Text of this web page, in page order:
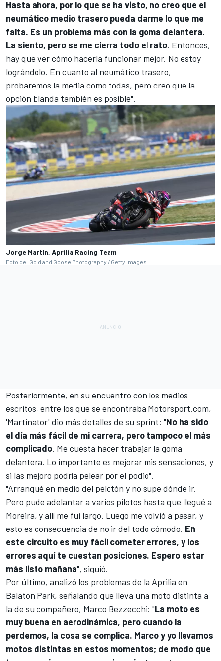
Hasta ahora, por lo que se ha visto, no creo que el
neumático medio trasero pueda darme lo que me
falta. Es un problema más con la goma delantera.
La siento, pero se me cierra todo el rato. Entonces,
hay que ver cómo hacerla funcionar mejor. No estoy
lográndolo. En cuanto al neumático trasero,
probaremos la media como todas, pero creo que la
opción blanda también es posible".
Jorge Martín, Aprilia Racing Team
Foto de: Gold and Goose Photography / Getty Images
Posteriormente, en su encuentro con los medios
escritos, entre los que se encontraba Motorsport.com,
'Martinator' dio más detalles de su sprint: "No ha sido
el día más fácil de mi carrera, pero tampoco el más
complicado. Me cuesta hacer trabajar la goma
delantera. Lo importante es mejorar mis sensaciones, y
si las mejoro podría pelear por el podio".
"Arranqué en medio del pelotón y no supe dónde ir.
Pero pude adelantar a varios pilotos hasta que llegué a
Moreira, y allí me fui largo. Luego me volvió a pasar, y
esto es consecuencia de no ir del todo cómodo. En
este circuito es muy fácil cometer errores, y los
errores aquí te cuestan posiciones. Espero estar
más listo mañana", siguió.
Por último, analizó los problemas de la Aprilia en
Balaton Park, señalando que lleva una moto distinta a
la de su compañero, Marco Bezzecchi: "La moto es
muy buena en aerodinámica, pero cuando la
perdemos, la cosa se complica. Marco y yo llevamos
motos distintas en estos momentos; de modo que